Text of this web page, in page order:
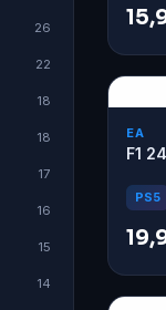
26
22
18
18
17
16
15
14
EA
F1
PS5